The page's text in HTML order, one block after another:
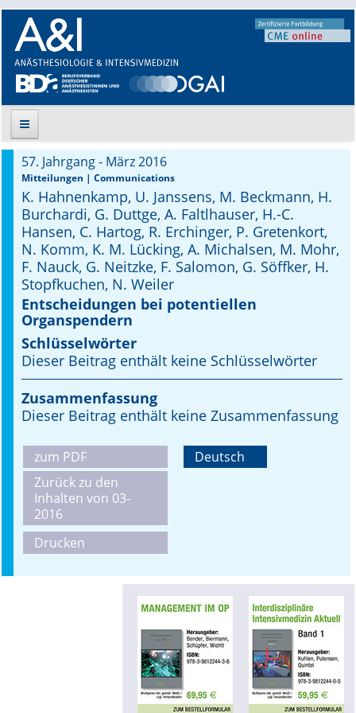
Suche
Aktuelle Ausgabe
Leitlinien
Archiv
Supplements
Supplements OrphanAnesthesia
A&I English
Mediadaten
Autoren-Service
Bestell-Service
Kongresskalender
57. Jahrgang - März 2016
Mitteilungen | Communications
K. Hahnenkamp, U. Janssens, M. Beckmann, H.
Burchardi, G. Duttge, A. Faltlhauser, H.-C.
Hansen, C. Hartog, R. Erchinger, P. Gretenkort,
N. Komm, K. M. Lücking, A. Michalsen, M. Mohr,
F. Nauck, G. Neitzke, F. Salomon, G. Söffker, H.
Stopfkuchen, N. Weiler
Entscheidungen bei potentiellen
Organspendern
Schlüsselwörter
Dieser Beitrag enthält keine Schlüsselwörter
Zusammenfassung
Dieser Beitrag enthält keine Zusammenfassung
zum PDF
Zurück zu den
Inhalten von 03-
2016
Drucken
Deutsch